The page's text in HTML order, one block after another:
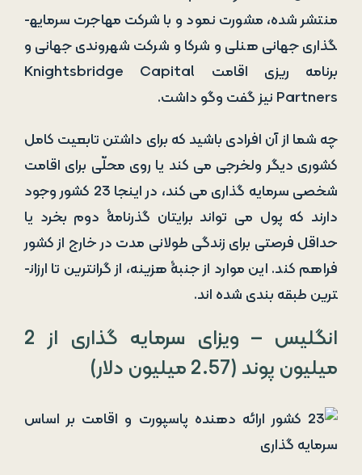
منتشر شده، مشورت نمود و با شرکت مهاجرت سرمایه­
گذاری جهانی هنلی و شرکا و شرکت شهروندی جهانی و
برنامه­ ریزی اقامت Knightsbridge Capital
Partners نیز گفت ­وگو داشت.
چه شما از آن افرادی باشید که برای داشتن تابعیت کامل
کشوری دیگر ولخرجی می­ کند یا روی محلّی برای اقامت
شخصی سرمایه­ گذاری می­ کند، در اینجا 23 کشور وجود
دارند که پول می­ تواند برای­تان گذرنامۀ دوم بخرد یا
حداقل فرصتی برای زندگی طولانی­ مدت در خارج از کشور
فراهم کند. این موارد از جنبۀ هزینه، از گران­ترین تا ارزان­
ترین طبقه­ بندی شده ­اند.
انگلیس – ویزای سرمایه گذاری از 2
میلیون پوند (2.57 میلیون دلار)